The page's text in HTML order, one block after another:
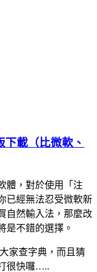
載（比微軟、
體，對於使用「注
已經無法忍受微軟新
自然輸入法，那麼改
是不錯的選擇。
家查字典，而且猜
很快囉…..